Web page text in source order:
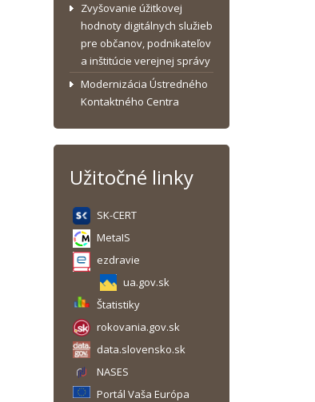
Zvyšovanie úžitkovej
hodnoty digitálnych služieb
pre občanov, podnikateľov
a inštitúcie verejnej správy
Modernizácia Ústredného
Kontaktného Centra
Užitočné linky
SK-CERT
MetaIS
ezdravie
ua.gov.sk
Štatistiky
rokovania.gov.sk
data.slovensko.sk
NASES
Portál Vaša Európa